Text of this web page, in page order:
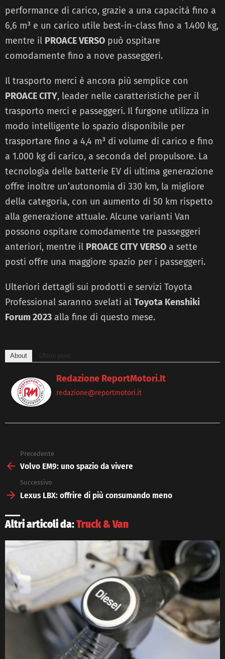
performance di carico, grazie a una capacità fino a
6,6 m³ e un carico utile best-in-class fino a 1.400 kg,
mentre il PROACE VERSO può ospitare
comodamente fino a nove passeggeri.
Il trasporto merci è ancora più semplice con
PROACE CITY, leader nelle caratteristiche per il
trasporto merci e passeggeri. Il furgone utilizza in
modo intelligente lo spazio disponibile per
trasportare fino a 4,4 m³ di volume di carico e fino
a 1.000 kg di carico, a seconda del propulsore. La
tecnologia delle batterie EV di ultima generazione
offre inoltre un’autonomia di 330 km, la migliore
della categoria, con un aumento di 50 km rispetto
alla generazione attuale. Alcune varianti Van
possono ospitare comodamente tre passeggeri
anteriori, mentre il PROACE CITY VERSO a sette
posti offre una maggiore spazio per i passeggeri.
Ulteriori dettagli sui prodotti e servizi Toyota
Professional saranno svelati al Toyota Kenshiki
Forum 2023 alla fine di questo mese.
About Ultimi post
Redazione ReportMotori.it
redazione@reportmotori.it
more
Precedente
Volvo EM9: uno spazio da vivere
Successivo
Lexus LBX: offrire di più consumando meno
Altri articoli da:Truck & Van